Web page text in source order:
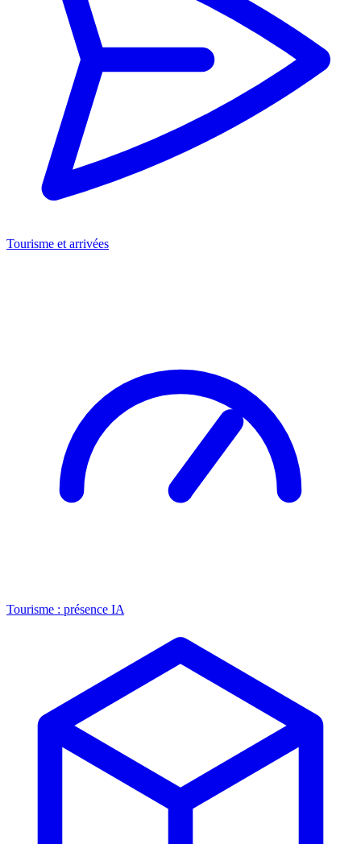
Tourisme et arrivées
Tourisme : présence IA